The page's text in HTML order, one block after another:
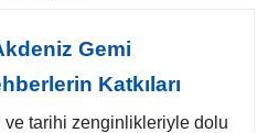
Gemi
Katkıları
ve tarihi zenginlikleriyle dolu